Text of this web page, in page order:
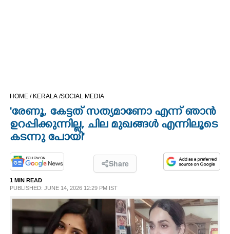
CINEMA
OPINION
PHOTOS
LIFESTYLE
HOME / KERALA /SOCIAL MEDIA
'രേണൂ, കേട്ടത് സത്യമാണോ എന്ന് ഞാൻ
ഉറപ്പിക്കുന്നില്ല, ചില മുഖങ്ങൾ എന്നിലൂടെ
കടന്നു പോയി'
Share
1 MIN READ
PUBLISHED: JUNE 14, 2026 12:29 PM IST